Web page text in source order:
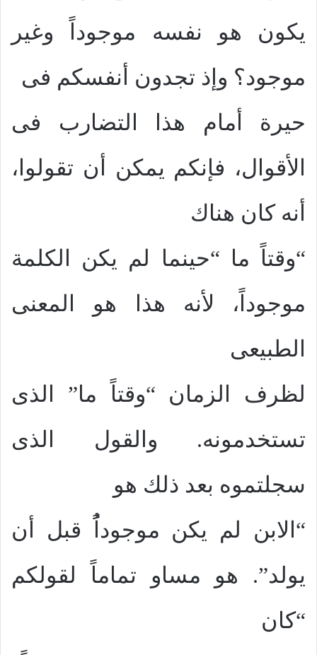
يكون هو نفسه موجوداً وغير
موجود؟ وإذ تجدون أنفسكم فى
حيرة أمام هذا التضارب فى
الأقوال، فإنكم يمكن أن تقولوا،
أنه كان هناك
“وقتاً ما “حينما لم يكن الكلمة
موجوداً، لأنه هذا هو المعنى
الطبيعى
لظرف الزمان “وقتاً ما” الذى
تستخدمونه. والقول الذى
سجلتموه بعد ذلك هو
“الابن لم يكن موجوداًُ قبل أن
يولد”. هو مساو تماماً لقولكم
“كان